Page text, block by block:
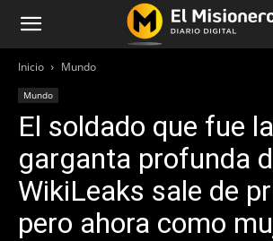
Inicio Mundo
Mundo
El soldado que fue la
garganta profunda
WikiLeaks sale de
pero ahora como